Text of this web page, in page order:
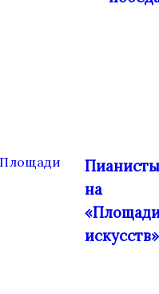
Пианисты
на
искусств»